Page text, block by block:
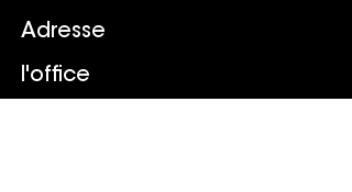
Adresse
l'office